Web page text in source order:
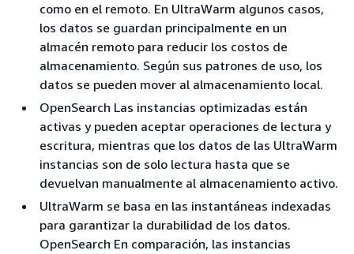
como en el remoto. En UltraWarm algunos casos,
los datos se guardan principalmente en un
almacén remoto para reducir los costos de
almacenamiento. Según sus patrones de uso, los
datos se pueden mover al almacenamiento local.
OpenSearch Las instancias optimizadas están
activas y pueden aceptar operaciones de lectura y
escritura, mientras que los datos de las UltraWarm
instancias son de solo lectura hasta que se
devuelvan manualmente al almacenamiento activo.
UltraWarm se basa en las instantáneas indexadas
para garantizar la durabilidad de los datos.
OpenSearch En comparación, las instancias